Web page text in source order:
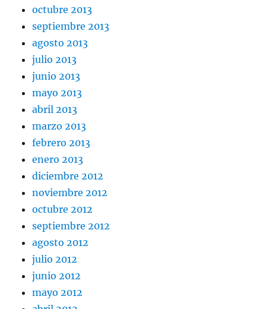
octubre 2013
septiembre 2013
agosto 2013
julio 2013
junio 2013
mayo 2013
abril 2013
marzo 2013
febrero 2013
enero 2013
diciembre 2012
noviembre 2012
octubre 2012
septiembre 2012
agosto 2012
julio 2012
junio 2012
mayo 2012